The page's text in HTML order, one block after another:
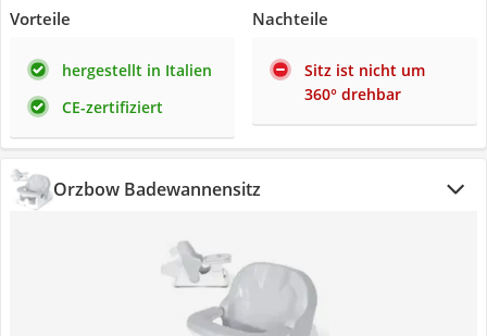
Vorteile
hergestellt in Italien
CE-zertifiziert
Nachteile
Sitz ist nicht um
360° drehbar
Orzbow Badewannensitz